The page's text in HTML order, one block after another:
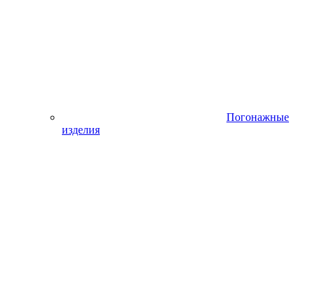
Погонажные
изделия